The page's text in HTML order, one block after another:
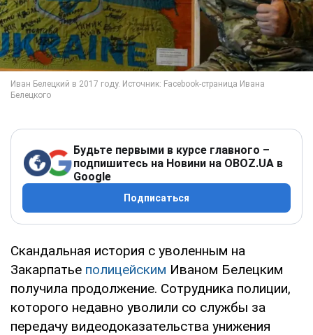
Будьте первыми в курсе главного –
подпишитесь на Новини на OBOZ.UA в
Google
Подписаться
Скандальная история с уволенным на
Закарпатье полицейским Иваном Белецким
получила продолжение. Сотрудника полиции,
которого недавно уволили со службы за
передачу видеодоказательства унижения